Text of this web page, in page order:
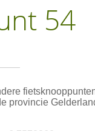
54
provincie